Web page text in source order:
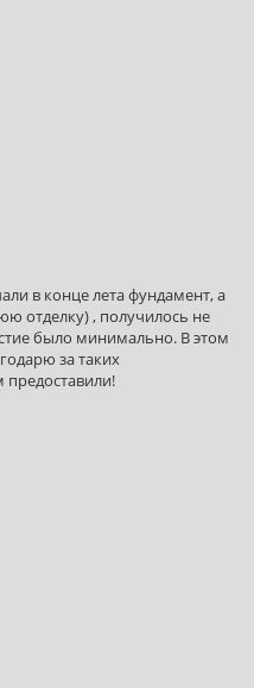
в конце лета фундамент, а
отделку) , получилось не
было минимально. В этом
за таких